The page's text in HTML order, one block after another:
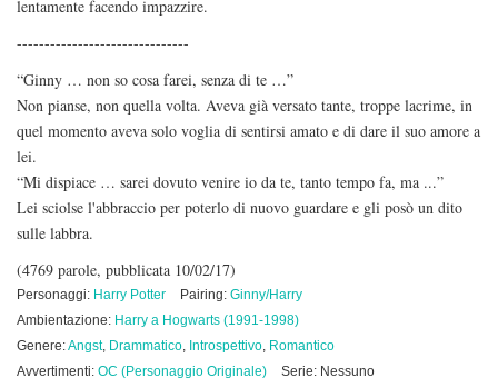
lentamente facendo impazzire.
-------------------------------
“Ginny … non so cosa farei, senza di te …”
Non pianse, non quella volta. Aveva già versato tante, troppe lacrime, in
quel momento aveva solo voglia di sentirsi amato e di dare il suo amore a
lei.
“Mi dispiace … sarei dovuto venire io da te, tanto tempo fa, ma ...”
Lei sciolse l'abbraccio per poterlo di nuovo guardare e gli posò un dito
sulle labbra.
(4769 parole, pubblicata 10/02/17)
Personaggi: Harry Potter Pairing: Ginny/Harry
Ambientazione: Harry a Hogwarts (1991-1998)
Genere:Angst, Drammatico, Introspettivo, Romantico
Avvertimenti: OC (Personaggio Originale)
Serie: Nessuno